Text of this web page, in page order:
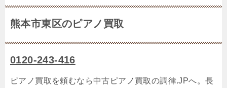
熊本市東区のピアノ買取
0120-243-416
ピアノ買取を頼むなら中古ピアノ買取の調律.JPへ。長